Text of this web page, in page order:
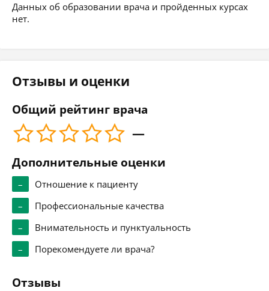
Данных об образовании врача и пройденных курсах
нет.
Отзывы и оценки
Общий рейтинг врача
—
Дополнительные оценки
–
Отношение к пациенту
–
Профессиональные качества
–
Внимательность и пунктуальность
–
Порекомендуете ли врача?
Отзывы